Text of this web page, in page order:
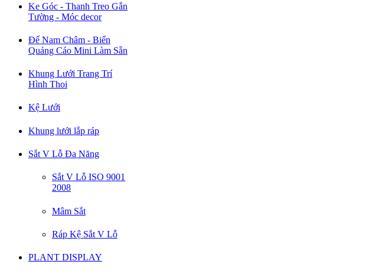
Ke Góc - Thanh Treo Gắn
Tường - Móc decor
Đế Nam Châm - Biển
Quảng Cáo Mini Làm Sẵn
Khung Lưới Trang Trí
Hình Thoi
Kệ Lưới
Khung lưới lắp ráp
Sắt V Lỗ Đa Năng
Sắt V Lỗ ISO 9001
2008
Mâm Sắt
Ráp Kệ Sắt V Lỗ
PLANT DISPLAY